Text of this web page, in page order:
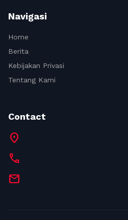
Navigasi
Home
Berita
Kebijakan Privasi
Tentang Kami
Contact
location_on
call
mail